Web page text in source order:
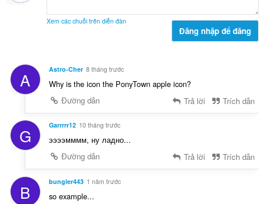
ạ
Xem các chuỗi trên diễn đàn
Đăng nhập để đăng
A Astro-Cher 8 tháng trước
Why is the icon the PonyTown apple icon?
Đường dẫn
Trả lời Trích dẫn
G Garrrrr12 10 tháng trước
ээээмммм, ну ладно...
Đường dẫn
Trả lời Trích dẫn
B bungler443 1 năm trước
so example...